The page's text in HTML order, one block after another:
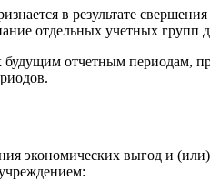
в результате
отдельных учетных групп
отчетным периодам,
экономических выгод и